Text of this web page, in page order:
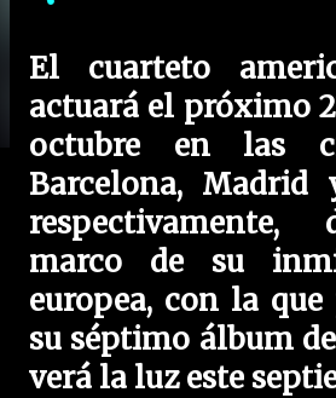
El cuarteto
actuará el próximo
octubre en las
Barcelona, Madrid
marco de su
europea, con la
su séptimo álbum
verá la luz este